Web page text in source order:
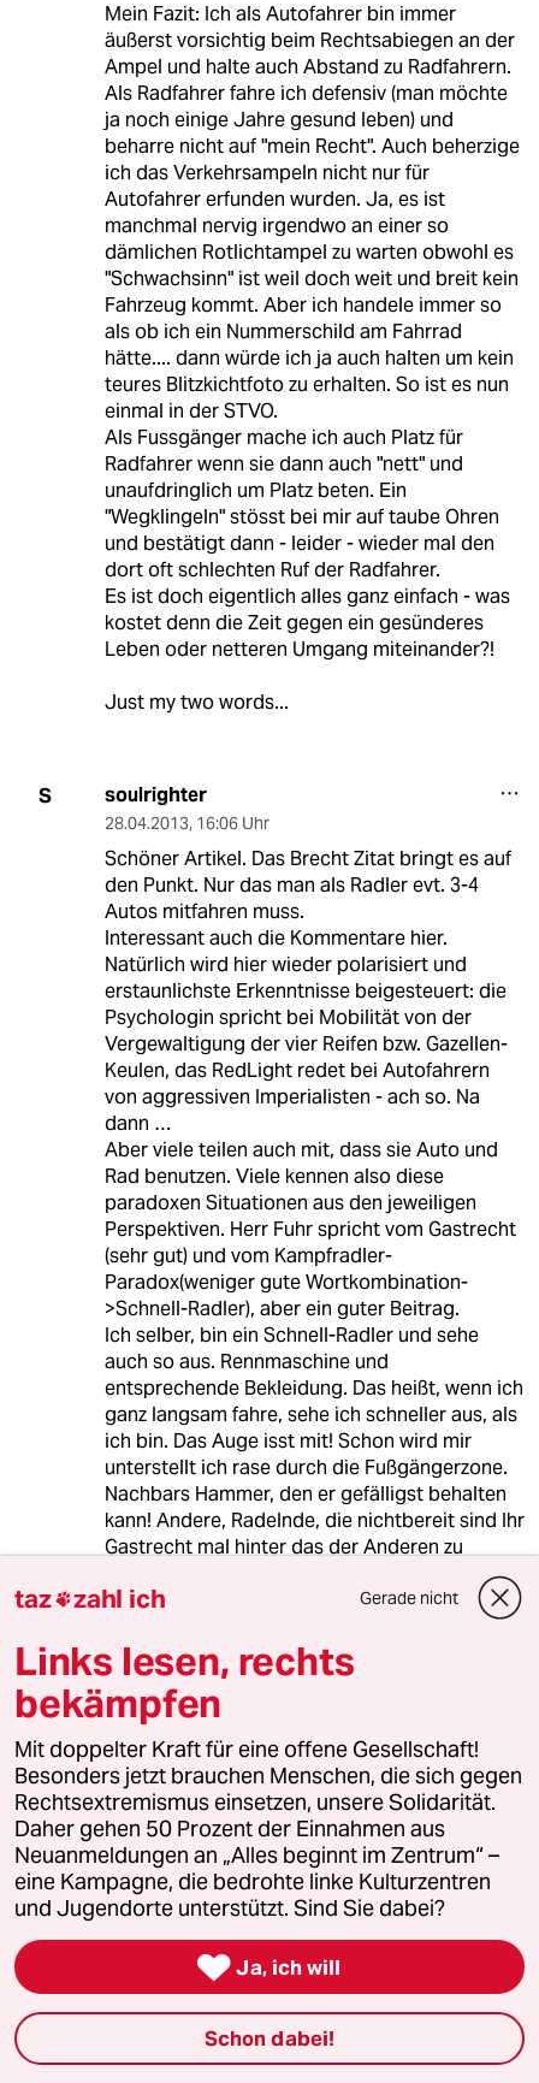
Mein Fazit: Ich als Autofahrer bin immer
äußerst vorsichtig beim Rechtsabiegen an der
Ampel und halte auch Abstand zu Radfahrern.
Als Radfahrer fahre ich defensiv (man möchte
ja noch einige Jahre gesund leben) und
beharre nicht auf "mein Recht". Auch beherzige
ich das Verkehrsampeln nicht nur für
Autofahrer erfunden wurden. Ja, es ist
manchmal nervig irgendwo an einer so
dämlichen Rotlichtampel zu warten obwohl es
"Schwachsinn" ist weil doch weit und breit kein
Fahrzeug kommt. Aber ich handele immer so
als ob ich ein Nummerschild am Fahrrad
hätte.... dann würde ich ja auch halten um kein
teures Blitzkichtfoto zu erhalten. So ist es nun
einmal in der STVO.
Als Fussgänger mache ich auch Platz für
Radfahrer wenn sie dann auch "nett" und
unaufdringlich um Platz beten. Ein
"Wegklingeln" stösst bei mir auf taube Ohren
und bestätigt dann - leider - wieder mal den
dort oft schlechten Ruf der Radfahrer.
Es ist doch eigentlich alles ganz einfach - was
kostet denn die Zeit gegen ein gesünderes
Leben oder netteren Umgang miteinander?!
Just my two words...
S soulrighter
28.04.2013, 16:06 Uhr
Schöner Artikel. Das Brecht Zitat bringt es auf
den Punkt. Nur das man als Radler evt. 3-4
Autos mitfahren muss.
Interessant auch die Kommentare hier.
Natürlich wird hier wieder polarisiert und
erstaunlichste Erkenntnisse beigesteuert: die
Psychologin spricht bei Mobilität von der
Vergewaltigung der vier Reifen bzw. Gazellen-
Keulen, das RedLight redet bei Autofahrern
von aggressiven Imperialisten - ach so. Na
dann …
Aber viele teilen auch mit, dass sie Auto und
Rad benutzen. Viele kennen also diese
paradoxen Situationen aus den jeweiligen
Perspektiven. Herr Fuhr spricht vom Gastrecht
(sehr gut) und vom Kampfradler-
Paradox(weniger gute Wortkombination-
>Schnell-Radler), aber ein guter Beitrag.
Ich selber, bin ein Schnell-Radler und sehe
auch so aus. Rennmaschine und
entsprechende Bekleidung. Das heißt, wenn ich
ganz langsam fahre, sehe ich schneller aus, als
ich bin. Das Auge isst mit! Schon wird mir
unterstellt ich rase durch die Fußgängerzone.
Nachbars Hammer, den er gefälligst behalten
kann! Andere, Radelnde, die nichtbereit sind Ihr
Gastrecht mal hinter das der Anderen zu
stellen, sehen Nachbars Hammer im gelben
Hummer und in jeder anderen Affenschaukel.
Verkehrsteilnehmenden besser aufzuteilen,
finde ich eine sozialpsychologische
Auseinandersetzung für genauso wichtig. Es
wird immer Schnittstellen und
Berührungsräume des Verkehrs geben.
Ich stelle hier mal frech die Forderung, dass in
der Fahrschule und Führerscheinprüfung ein
nicht unerheblicher Teil der Fahrübungen auf
dem Fahrrad zu leisten sind. Nicht im
Verkehrskindergarten, sondern im fliessenden
Verkehr.
F Freewheelpussies
13:57 Uhr
taz zahl ich Gerade nicht
Links lesen, rechts
bekämpfen
Mit doppelter Kraft für eine offene Gesellschaft!
Besonders jetzt brauchen Menschen, die sich gegen
Rechtsextremismus einsetzen, unsere Solidarität.
Daher gehen 50 Prozent der Einnahmen aus
Neuanmeldungen an „Alles beginnt im Zentrum“ –
eine Kampagne, die bedrohte linke Kulturzentren
und Jugendorte unterstützt. Sind Sie dabei?
 Ja, ich will
Schon dabei!